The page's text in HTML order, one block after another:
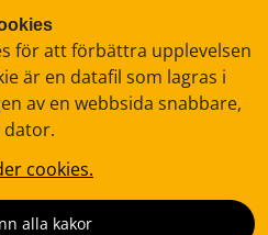
för att förbättra upplevelsen
är en datafil som lagras i
av en webbsida snabbare,
dator.
cookies.
alla kakor